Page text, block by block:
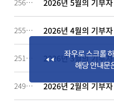
256883 2026년 5월의 기부자
255327 2026년 4월의 기부자
251653 2026년 3월의 기부자
249094 2026년 2월의 기부자